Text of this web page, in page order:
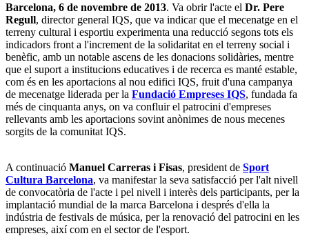
Barcelona, 6 de novembre de 2013. Va obrir l'acte el Dr. Pere
Regull, director general IQS, que va indicar que el mecenatge en el
terreny cultural i esportiu experimenta una reducció segons tots els
indicadors front a l'increment de la solidaritat en el terreny social i
benèfic, amb un notable ascens de les donacions solidàries, mentre
que el suport a institucions educatives i de recerca es manté estable,
com és en les aportacions al nou edifici IQS, fruit d'una campanya
de mecenatge liderada per la Fundació Empreses IQS, fundada fa
més de cinquanta anys, on va confluir el patrocini d'empreses
rellevants amb les aportacions sovint anònimes de nous mecenes
sorgits de la comunitat IQS.
A continuació Manuel Carreras i Fisas, president de Sport
Cultura Barcelona, va manifestar la seva satisfacció per l'alt nivell
de convocatòria de l'acte i pel nivell i interès dels participants, per la
implantació mundial de la marca Barcelona i després d'ella la
indústria de festivals de música, per la renovació del patrocini en les
empreses, així com en el sector de l'esport.